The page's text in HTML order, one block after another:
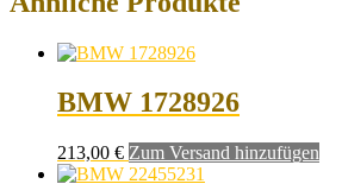
BMW 1728926
213,00 € Zum Versand hinzufügen